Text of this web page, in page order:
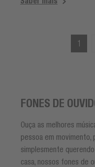
1
FONES DE
Ouça as melhores
pessoa em movimento,
simplesmente
casa, nossos fones de